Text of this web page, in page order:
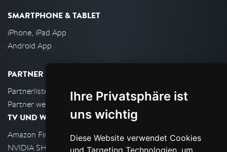
Ihre Privatsphäre ist
uns wichtig
Diese Website verwendet Cookies
und Targeting Technologien, um
SMARTPHONE & TABLET
iPhone, iPad App
Android App
PARTNER
Partnerliste
Partner werden
TV UND WOHNZIMMER
Amazon FireTV
NVIDIA SHIELD, Google TV